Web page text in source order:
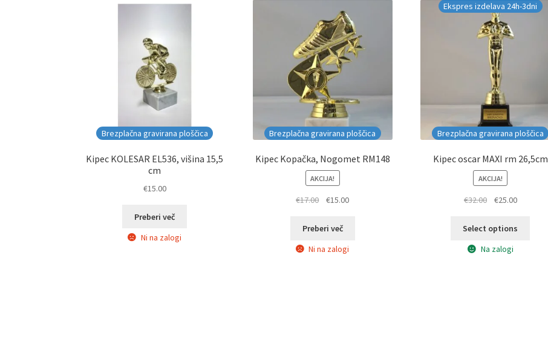
Brezplačna gravirana ploščica
Kipec KOLESAR EL536, višina 15,5
cm
€15.00
Preberi več
Ni na zalogi
Brezplačna gravirana ploščica
Kipec Kopačka, Nogomet RM148
AKCIJA!
€17.00
Izvirna
je
€17.00.
€15.00Trenutna
Preberi več
Ni na zalogi
Brezplačna gravirana ploščica
Ekspres izdelava 24h-3dni
Kipec oscar MAXI rm 26,5cm
AKCIJA!
€32.00
Izvirna
je
€32.00.
€25.00Trenutna
je:
Select options
Na zalogi